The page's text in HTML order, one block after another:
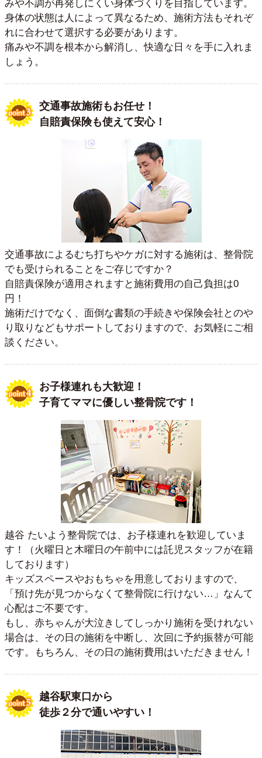
みや不調が再発しにくい身体づくりを目指しています。
身体の状態は人によって異なるため、施術方法もそれぞ
れに合わせて選択する必要があります。
痛みや不調を根本から解消し、快適な日々を手に入れま
しょう。
交通事故施術もお任せ！
自賠責保険も使えて安心！
交通事故によるむち打ちやケガに対する施術は、整骨院
でも受けられることをご存じですか？
自賠責保険が適用されますと施術費用の自己負担は0
円！
施術だけでなく、面倒な書類の手続きや保険会社とのや
り取りなどもサポートしておりますので、お気軽にご相
談ください。
お子様連れも大歓迎！
子育てママに優しい整骨院です！
越谷 たいよう整骨院では、お子様連れを歓迎していま
す！（火曜日と木曜日の午前中には託児スタッフが在籍
しております）
キッズスペースやおもちゃを用意しておりますので、
「預け先が見つからなくて整骨院に行けない…」なんて
心配はご不要です。
もし、赤ちゃんが大泣きしてしっかり施術を受けれない
場合は、その日の施術を中断し、次回に予約振替が可能
です。もちろん、その日の施術費用はいただきません！
越谷駅東口から
徒歩２分で通いやすい！